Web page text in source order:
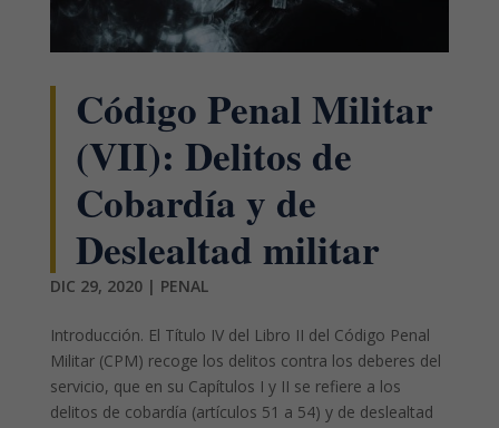
Código Penal Militar
(VII): Delitos de
Cobardía y de
Deslealtad militar
DIC 29, 2020| PENAL
Introducción. El Título IV del Libro II del Código Penal
Militar (CPM) recoge los delitos contra los deberes del
servicio, que en su Capítulos I y II se refiere a los
delitos de cobardía (artículos 51 a 54) y de deslealtad